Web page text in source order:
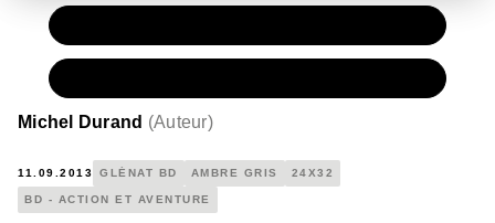
Michel Durand (Auteur)
11.09.2013 GLÉNAT BD AMBRE GRIS 24X32
BD - ACTION ET AVENTURE